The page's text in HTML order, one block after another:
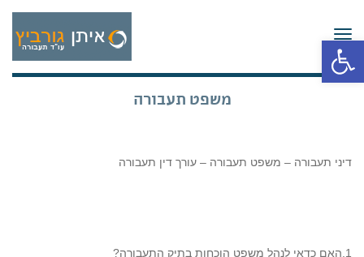
פתח סרגל נגישות
תפריט
משפט תעבורה
דיני תעבורה – משפט תעבורה – עורך דין תעבורה
1.האם כדאי לנהל משפט הוכחות בתיק התעבורה?